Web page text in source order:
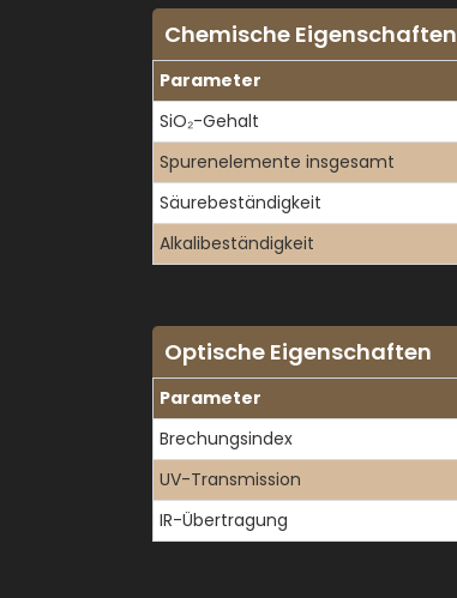
Chemische Eigenschaften
Parameter
SiO₂-Gehalt
Spurenelemente insgesamt
Säurebeständigkeit
Alkalibeständigkeit
Optische Eigenschaften
Parameter
Brechungsindex
UV-Transmission
IR-Übertragung